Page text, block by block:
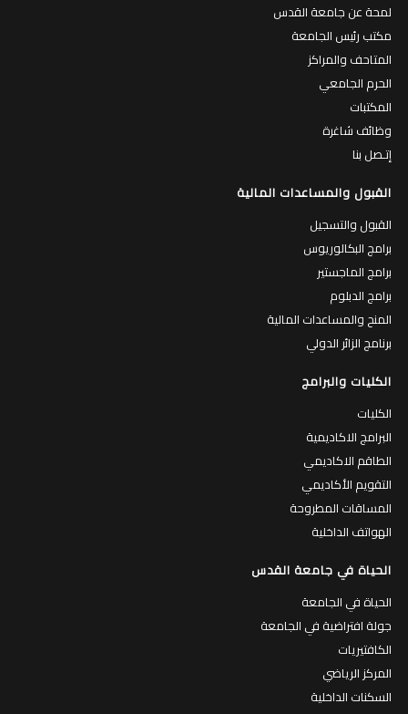
لمحة عن جامعة القدس
مكتب رئيس الجامعة
المتاحف والمراكز
الحرم الجامعي
المكتبات
وظائف شاغرة
إتـصل بنا
القبول والمساعدات المالية
القبول والتسجيل
برامج البكالوريوس
برامج الماجستير
برامج الدبلوم
المنح والمساعدات المالية
برنامج الزائر الدولي
الكليات والبرامج
الكليات
البرامج الاكاديمية
الطاقم الاكاديمي
التقويم الأكاديمي
المساقات المطروحة
الهواتف الداخلية
الحياة في جامعة القدس
الحياة في الجامعة
جولة افتراضية في الجامعة
الكافتيريات
المركز الرياضي
السكنات الداخلية